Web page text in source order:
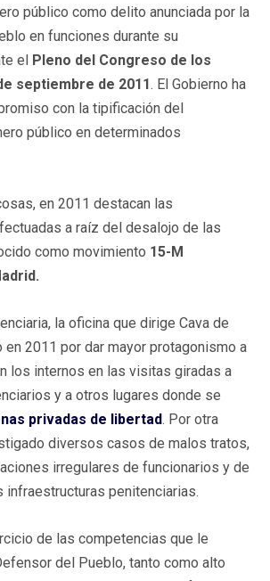
público como delito anunciada por la
en funciones durante su
el Pleno del Congreso de los
septiembre de 2011. El Gobierno ha
con la tipificación del
público en determinados
en 2011 destacan las
a raíz del desalojo de las
como movimiento 15-M
la oficina que dirige Cava de
en 2011 por dar mayor protagonismo a
los internos en las visitas giradas a
y a otros lugares donde se
privadas de libertad. Por otra
diversos casos de malos tratos,
irregulares de funcionarios y de
infraestructuras penitenciarias.
de las competencias que le
del Pueblo, tanto como alto